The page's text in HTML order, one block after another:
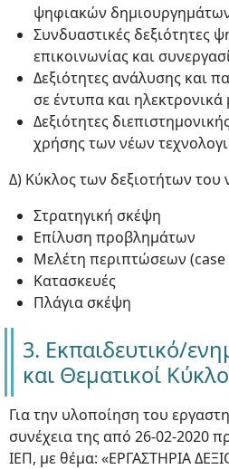
ψηφιακών
Συνδυαστικές δεξιότητες
επικοινωνίας και
Δεξιότητες ανάλυσης και
σε έντυπα και ηλεκτρονικά
Δεξιότητες
χρήσης των νέων
Δ) Κύκλος των δεξιοτήτων του
Στρατηγική σκέψη
Επίλυση προβλημάτων
Μελέτη περιπτώσεων
Κατασκευές
Πλάγια σκέψη
3. Εκπαιδευτικό/
και Θεματικοί
Για την υλοποίηση του
συνέχεια της από 26-02-2020
ΙΕΠ, με θέμα: «ΕΡΓΑΣΤΗΡΙΑ